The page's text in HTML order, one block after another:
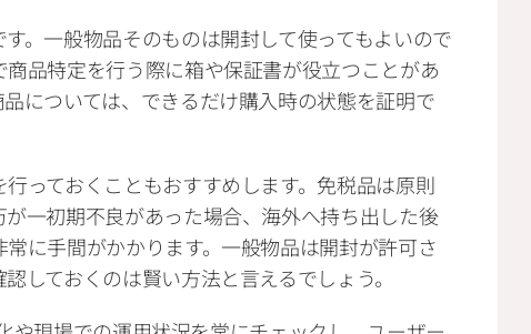
。一般物品そのものは開封して使ってもよいので
品特定を行う際に箱や保証書が役立つことがあ
については、できるだけ購入時の状態を証明で
っておくこともおすすめします。免税品は原則
一初期不良があった場合、海外へ持ち出した後
に手間がかかります。一般物品は開封が許可さ
しておくのは賢い方法と言えるでしょう。